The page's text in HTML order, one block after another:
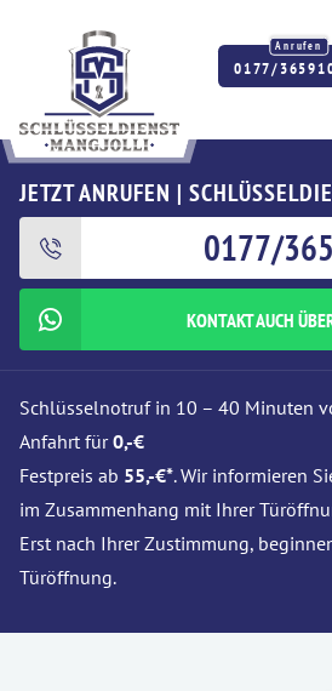
0177/
JETZT ANRUFEN |
0177/
KONTAKT AUCH
Schlüsselnotruf in 10 – 40 Minuten
Anfahrt für0,-€
Festpreis ab 55,-€*. Wir informieren
im Zusammenhang mit Ihrer
Erst nach Ihrer Zustimmung,
Türöffnung.